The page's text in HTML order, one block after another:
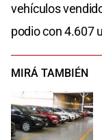
vehículos
podio con 4.607
MIRÁ TAMBIÉN